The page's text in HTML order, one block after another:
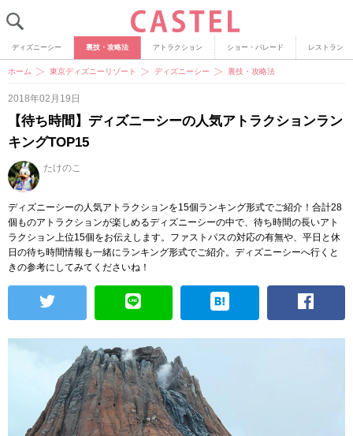
ディズニーシー 裏技・攻略法 アトラクション ショー・パレード レストラン
ホーム 東京ディズニーリゾート ディズニーシー 裏技・攻略法
2018年02月19日
【待ち時間】ディズニーシーの人気アトラクションラン
キングTOP15
たけのこ
ディズニーシーの人気アトラクションを15個ランキング形式でご紹介！合計28
個ものアトラクションが楽しめるディズニーシーの中で、待ち時間の長いアト
ラクション上位15個をお伝えします。ファストパスの対応の有無や、平日と休
日の待ち時間情報も一緒にランキング形式でご紹介。ディズニーシーへ行くと
きの参考にしてみてくださいね！